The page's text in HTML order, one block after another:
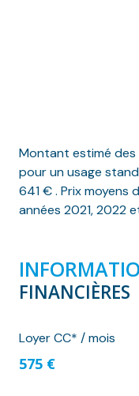
Montant estimé des
pour un usage
641 € . Prix moyens
années 2021, 2022
FINANCIÈRES
Loyer CC* / mois
575 €